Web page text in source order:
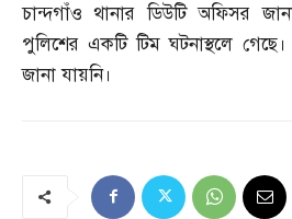
চান্দগাঁও থানার ডিউটি অফিসর
পুলিশের একটি টিম ঘটনাস্থলে
জানা যায়নি।